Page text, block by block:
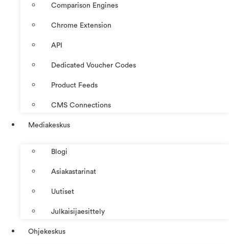
Comparison Engines
Chrome Extension
API
Dedicated Voucher Codes
Product Feeds
CMS Connections
Mediakeskus
Blogi
Asiakastarinat
Uutiset
Julkaisijaesittely
Ohjekeskus